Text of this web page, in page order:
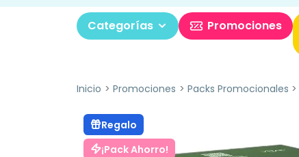
Categorías Promociones
Inicio Promociones Packs Promocionales
Regalo
¡Pack Ahorro!